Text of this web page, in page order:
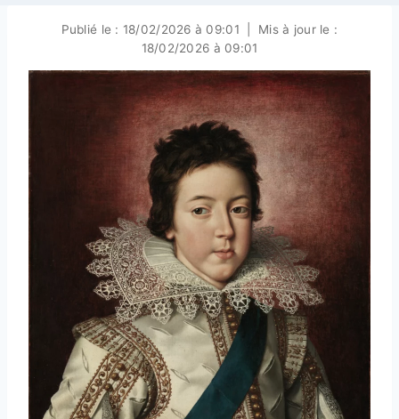
Publié le : 18/02/2026 à 09:01
Mis à jour le :
18/02/2026 à 09:01